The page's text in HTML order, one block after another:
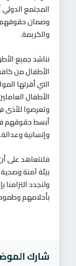
المجتمع
وضمان حقوقهم
والكريمة.
نناشد جميع
الأطفال من
التي أقرتها
الأطفال
وتعرضوا
أبسط حقوقهم
وإنسانية وعدالة.
فلنتعاهد على
بيئة آمنة
ولنجدد
بأحلامهم
شارك